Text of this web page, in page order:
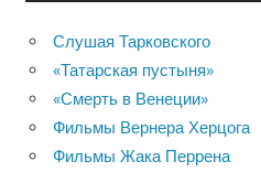
Слушая Тарковского
«Татарская пустыня»
«Смерть в Венеции»
Фильмы Вернера Херцога
Фильмы Жака Перрена